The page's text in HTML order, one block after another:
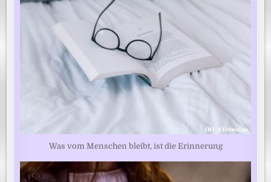
Was vom Menschen bleibt, ist die Erinnerung